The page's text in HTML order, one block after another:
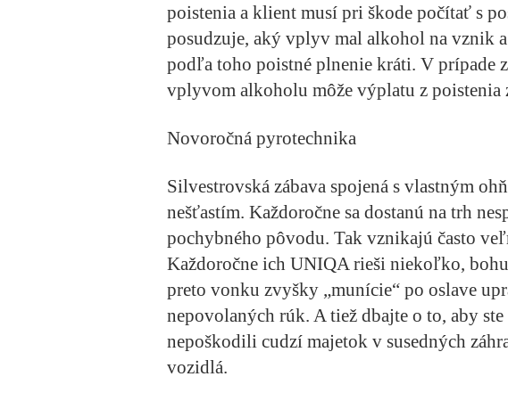
poistenia a klient musí pri škode počítať s
posudzuje, aký vplyv mal alkohol na vznik
podľa toho poistné plnenie kráti. V prípade
vplyvom alkoholu môže výplatu z poistenia
Novoročná pyrotechnika
Silvestrovská zábava spojená s vlastným
nešťastím. Každoročne sa dostanú na trh
pochybného pôvodu. Tak vznikajú často
Každoročne ich UNIQA rieši niekoľko,
preto vonku zvyšky „munície“ po oslave
nepovolaných rúk. A tiež dbajte o to, aby
nepoškodili cudzí majetok v susedných
vozidlá.